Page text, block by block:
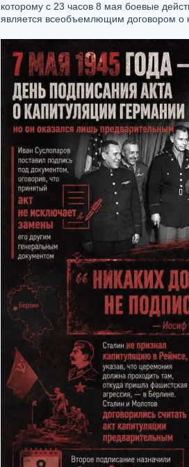
которому с 23 часов 8 мая боевые
является всеобъемлющим договором о